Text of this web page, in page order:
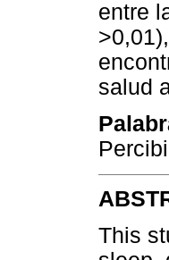
entre
salud
This